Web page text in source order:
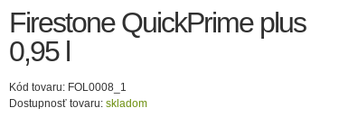
Firestone QuickPrime plus
0,95 l
Kód tovaru: FOL0008_1
Dostupnosť tovaru: skladom